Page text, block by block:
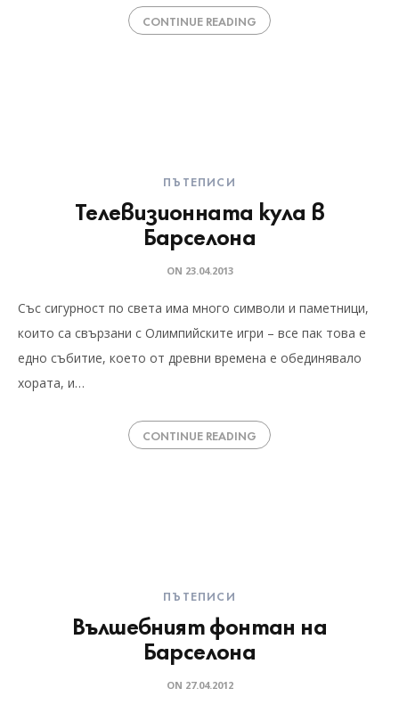
CONTINUE READING
ПЪТЕПИСИ
Телевизионната кула в
Барселона
ON 23.04.2013
Със сигурност по света има много символи и паметници,
които са свързани с Олимпийските игри – все пак това е
едно събитие, което от древни времена е обединявало
хората, и…
CONTINUE READING
ПЪТЕПИСИ
Вълшебният фонтан на
Барселона
ON 27.04.2012